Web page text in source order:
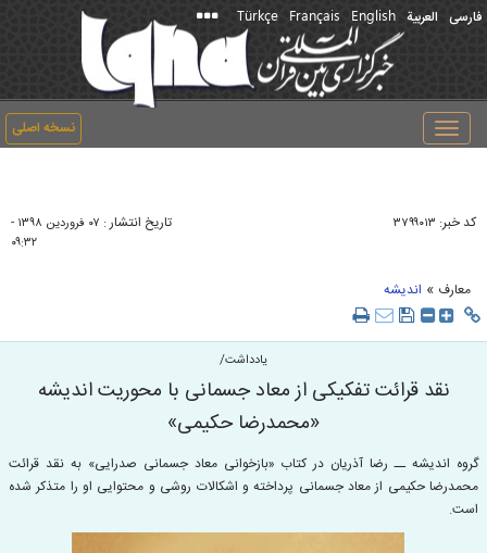
فارسی العربیة English
Français
Türkçe
نسخه اصلی
Toggle
navigation
کد خبر: ۳۷۹۹۰۱۳ تاریخ انتشار :
۰۷ فروردين ۱۳۹۸ -
۰۹:۳۲
معارف » اندیشه
یادداشت/
نقد قرائت تفکیکی از معاد جسمانی با محوریت اندیشه
«محمدرضا حکیمی»
گروه اندیشه ــ رضا آذریان در کتاب «بازخوانی معاد جسمانی صدرایی» به نقد قرائت
محمدرضا حکیمی از معاد جسمانی پرداخته و اشکالات روشی و محتوایی او را متذکر شده
است.